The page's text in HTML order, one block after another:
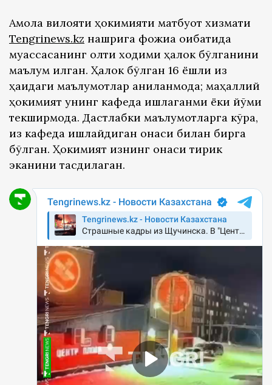
Ақмола вилояти ҳокимияти матбуот хизмати
Tengrinews.kz нашрига фожиа оқибатида
муассасанинг олти ходими ҳалок бўлганини
маълум қилган. Ҳалок бўлган 16 ёшли қиз
ҳақидаги маълумотлар аниқланмоқда; маҳаллий
ҳокимият унинг кафеда ишлаганми ёки йўқми
текширмоқда. Дастлабки маълумотларга кўра,
қиз кафеда ишлайдиган онаси билан бирга
бўлган. Ҳокимият қизнинг онаси тирик
эканини тасдиқлаган.